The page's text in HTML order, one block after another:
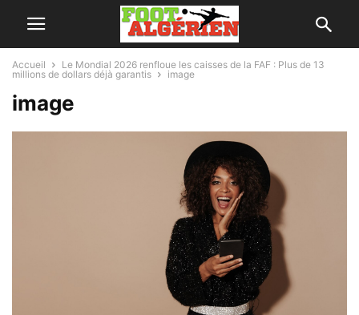
Accueil
Le Mondial 2026 renfloue les caisses de la FAF : Plus de 13
millions de dollars déjà garantis
image
image